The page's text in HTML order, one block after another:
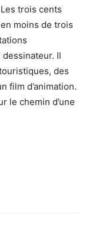
trois cents
moins de trois
Il
des
film d’animation.
le chemin d’une